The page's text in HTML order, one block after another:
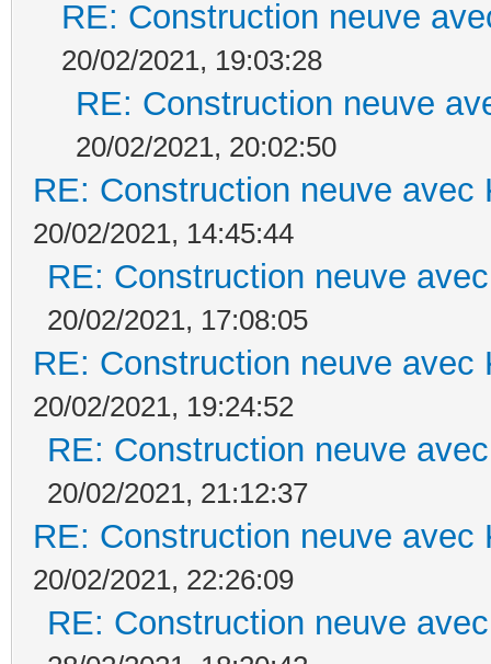
RE: Construction neuve
20/02/2021, 19:03:28
RE: Construction neuve
20/02/2021, 20:02:50
RE: Construction neuve avec
20/02/2021, 14:45:44
RE: Construction neuve
20/02/2021, 17:08:05
RE: Construction neuve avec
20/02/2021, 19:24:52
RE: Construction neuve
20/02/2021, 21:12:37
RE: Construction neuve avec
20/02/2021, 22:26:09
RE: Construction neuve